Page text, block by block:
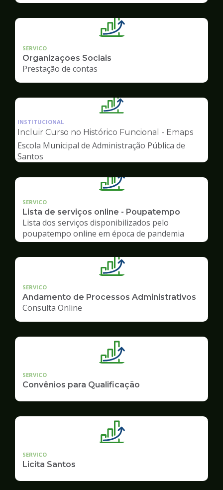
SERVICO
Organizações Sociais
Prestação de contas
Ilustração
pagina
de
Gestão
INSTITUCIONAL
Incluir Curso no Histórico Funcional - Emaps
Escola Municipal de Administração Pública de
Santos
SERVICO
Lista de serviços online - Poupatempo
Lista dos serviços disponibilizados pelo
poupatempo online em época de pandemia
SERVICO
Andamento de Processos Administrativos
Consulta Online
SERVICO
Convênios para Qualificação
SERVICO
Licita Santos